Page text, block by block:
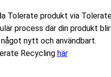
Tolerate produkt via
process där din produkt blir
nytt och användbart.
Recycling här